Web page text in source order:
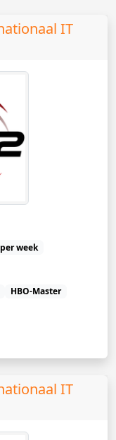
IT
week
HBO-Master
IT